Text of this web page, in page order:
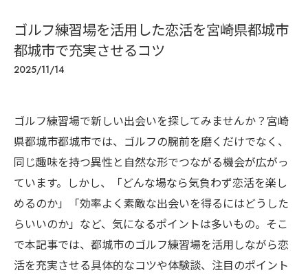
ゴルフ練習場を活用した恋活を宮崎県都城市
都城市で充実させるコツ
2025/11/14
ゴルフ練習場で新しい出会いを探してみませんか？宮崎
県都城市都城市では、ゴルフの腕前を磨くだけでなく、
同じ趣味を持つ異性と自然な形でつながる機会が広がっ
ています。しかし、「どんな場なら気負わず恋活を楽し
めるのか」「効率よく素敵な出会いを得るにはどうした
らいいのか」など、気になるポイントは多いもの。そこ
で本記事では、都城市のゴルフ練習場を活用しながら恋
活を充実させる具体的なコツや体験談、注目のポイント